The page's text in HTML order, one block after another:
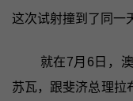
这次试射撞到了同一
就在7月6日，
苏瓦，跟斐济总理拉